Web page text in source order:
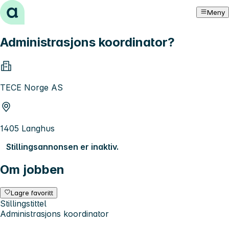
Hopp til innhold Meny
Administrasjons koordinator?
TECE Norge AS
1405 Langhus
Stillingsannonsen er inaktiv.
Om jobben
Lagre favoritt
Stillingstittel
Administrasjons koordinator